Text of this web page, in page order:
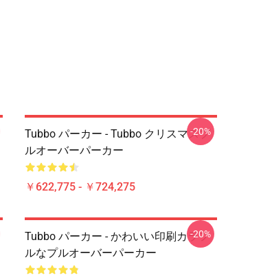
Tubbo パーカー - Tubbo クリスマスプ
ルオーバーパーカー
￥622,775 - ￥724,275
-20%
Tubbo パーカー - かわいい印刷カラフ
ルなプルオーバーパーカー
-20%